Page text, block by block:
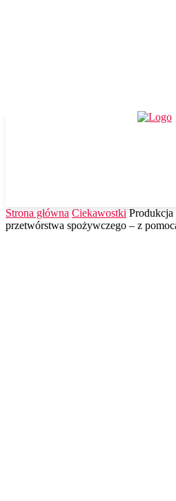
Strona główna Ciekawostki
przetwórstwa spożywczego – z